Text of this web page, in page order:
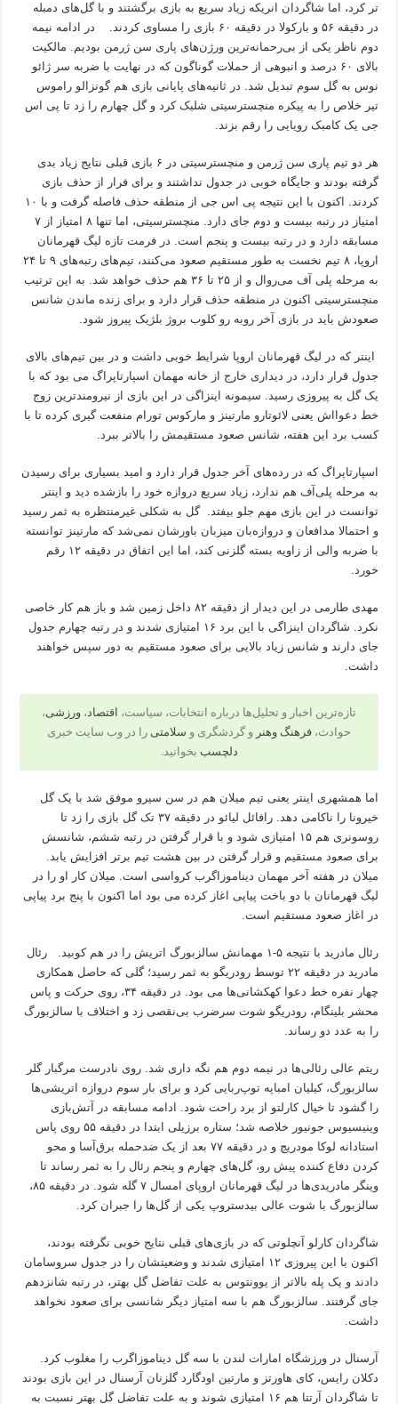
تر کرد، اما شاگردان انریکه زیاد سریع به بازی برگشتند و با گل‌های دمبله
در دقیقه ۵۶ و بارکولا در دقیقه ۶۰ بازی را مساوی کردند. در ادامه نیمه
دوم ناظر یکی از بی‌رحمانه‌ترین ورژن‌های پاری سن ژرمن بودیم. مالکیت
بالای ۶۰ درصد و انبوهی از حملات گوناگون که در نهایت با ضربه سر ژائو
نوس به گل سوم تبدیل شد. در ثانیه‌های پایانی بازی هم گونزالو راموس
تیر خلاص را به پیکره منچسترسیتی شلیک کرد و گل چهارم را زد تا پی اس
جی یک کامبک رویایی را رقم بزند.
هر دو تیم پاری سن ژرمن و منچسترسیتی در ۶ بازی قبلی نتایج زیاد بدی
گرفته بودند و جایگاه خوبی در جدول نداشتند و برای فرار از حذف بازی
کردند. اکنون با این نتیجه پی اس جی از منطقه حذف فاصله گرفت و با ۱۰
امتیاز در رتبه بیست و دوم جای دارد. منچسترسیتی، اما تنها ۸ امتیاز از ۷
مسابقه دارد و در رتبه بیست و پنجم است. در فرمت تازه لیگ قهرمانان
اروپا، ۸ تیم نخست به طور مستقیم صعود می‌کنند، تیم‌های رتبه‌های ۹ تا ۲۴
به مرحله پلی آف می‌روال و از ۲۵ تا ۳۶ هم حذف خواهد شد. به این ترتیب
منچسترسیتی اکنون در منطقه حذف قرار دارد و برای زنده ماندن شانس
صعودش باید در بازی آخر روبه رو کلوب بروژ بلژیک پیروز شود.
اینتر که در لیگ قهرمانان اروپا شرایط خوبی داشت و در بین تیم‌های بالای
جدول قرار دارد، در دیداری خارج از خانه مهمان اسپارتاپراگ می بود که با
یک گل به پیروزی رسید. سیمونه اینزاگی در این بازی از نیرومندترین زوج
خط دعوا‌اش یعنی لائوتارو مارتینز و مارکوس تورام منفعت گیری کرده تا با
کسب برد این هفته، شانس صعود مستقیمش را بالاتر ببرد.
اسپارتاپراگ که در رده‌های آخر جدول قرار دارد و امید بسیاری برای رسیدن
به مرحله پلی‌آف هم ندارد، زیاد سریع دروازه خود را بازشده دید و اینتر
توانست در این بازی مهم جلو بیفتد. گل به شکلی غیرمنتظره به ثمر رسید
و احتمالا مدافعان و دروازه‌بان میزبان باورشان نمی‌شد که مارتینز توانسته
با ضربه والی از زاویه بسته گلزنی کند، اما این اتفاق در دقیقه ۱۲ رقم
خورد.
مهدی طارمی در این دیدار از دقیقه ۸۲ داخل زمین شد و باز هم کار خاصی
نکرد. شاگردان اینزاگی با این برد ۱۶ امتیازی شدند و در رتبه چهارم جدول
جای دارند و شانس زیاد بالایی برای صعود مستقیم به دور سپس خواهند
داشت.
تازه‌ترین اخبار و تحلیل‌ها درباره انتخابات، سیاست، اقتصاد، ورزشی،
حوادث، فرهنگ وهنر و گردشگری و سلامتی را در وب سایت خبری
دلچسب بخوانید.
اما همشهری اینتر یعنی تیم میلان هم در سن سیرو موفق شد با یک گل
خیرونا را ناکامی دهد. رافائل لیائو در دقیقه ۳۷ تک گل بازی را زد تا
روسونری هم ۱۵ امتیازی شود و با قرار گرفتن در رتبه ششم، شانسش
برای صعود مستقیم و قرار گرفتن در بین هشت تیم برتر افزایش یابد.
میلان در هفته آخر مهمان دیناموزاگرب کرواسی است. میلان کار او را در
لیگ قهرمانان با دو باخت پیاپی اغاز کرده می بود اما اکنون با پنج برد پیاپی
در اغاز صعود مستقیم است.
رئال مادرید با نتیجه ۵-۱ مهمانش سالزبورگ اتریش را در هم کوبید. رئال
مادرید در دقیقه ۲۲ توسط رودریگو به ثمر رسید؛ گلی که حاصل همکاری
چهار نفره خط دعوا کهکشانی‌ها می بود. در دقیقه ۳۴، روی حرکت و پاس
محشر بلینگام، رودریگو شوت سرضرب بی‌نقصی زد و اختلاف با سالزبورگ
را به عدد دو رساند.
ریتم عالی رئالی‌ها در نیمه دوم هم نگه داری شد. روی نادرست مرگبار گلر
سالزبورگ، کیلیان امباپه توپ‌ربایی کرد و برای بار سوم دروازه اتریشی‌ها
را گشود تا خیال کارلتو از برد راحت شود. ادامه مسابقه در آتش‌بازی
وینیسیوس جونیور خلاصه شد؛ ستاره برزیلی ابتدا در دقیقه ۵۵ روی پاس
استادانه لوکا مودریچ و در دقیقه ۷۷ بعد از یک ضدحمله برق‌آسا و محو
کردن دفاع کننده پیش رو، گل‌های چهارم و پنجم رئال را به ثمر رساند تا
وینگر مادریدی‌ها در لیگ قهرمانان اروپای امسال ۷ گله شود. در دقیقه ۸۵،
سالزبورگ با شوت عالی بیدستروپ یکی از گل‌ها را جبران کرد.
شاگردان کارلو آنچلوتی که در بازی‌های قبلی نتایج خوبی نگرفته بودند،
اکنون با این پیروزی ۱۲ امتیازی شدند و وضعیتشان را در جدول سروسامان
دادند و یک پله بالاتر از یوونتوس به علت تفاضل گل بهتر، در رتبه شانزدهم
جای گرفتند. سالزبورگ هم با سه امتیاز دیگر شانسی برای صعود نخواهد
داشت.
آرسنال در ورزشگاه امارات لندن با سه گل دیناموزاگرب را مغلوب کرد.
دکلان رایس، کای هاورتز و مارتین اودگارد گلزنان آرسنال در این بازی بودند
تا شاگردان آرتتا هم ۱۶ امتیازی شوند و به علت تفاضل گل بهتر نسبت به